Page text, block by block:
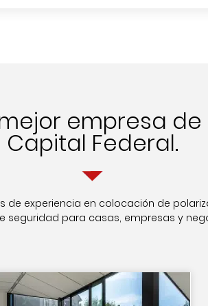
empresa
Capital Federal.
de experiencia en colocación de
seguridad para casas, empresas y